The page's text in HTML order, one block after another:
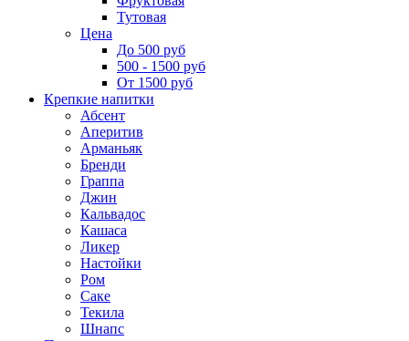
Тутовая
Цена
До 500 руб
500 - 1500 руб
От 1500 руб
Крепкие напитки
Абсент
Аперитив
Арманьяк
Бренди
Граппа
Джин
Кальвадос
Кашаса
Ликер
Настойки
Ром
Саке
Текила
Шнапс